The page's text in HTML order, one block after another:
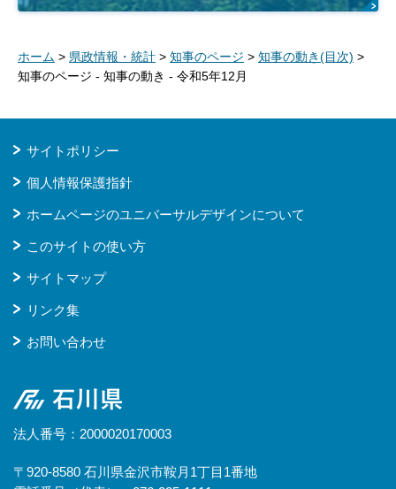
ホーム > 県政情報・統計 > 知事のページ > 知事の動き(目次) >
知事のページ - 知事の動き - 令和5年12月
サイトポリシー
個人情報保護指針
ホームページのユニバーサルデザインについて
このサイトの使い方
サイトマップ
リンク集
お問い合わせ
石川県
法人番号：2000020170003
〒920-8580 石川県金沢市鞍月1丁目1番地